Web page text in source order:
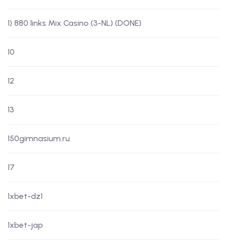
1) 880 links Mix Casino (3-NL) (DONE)
10
12
13
150gimnasium.ru
17
1xbet-dz1
1xbet-jap